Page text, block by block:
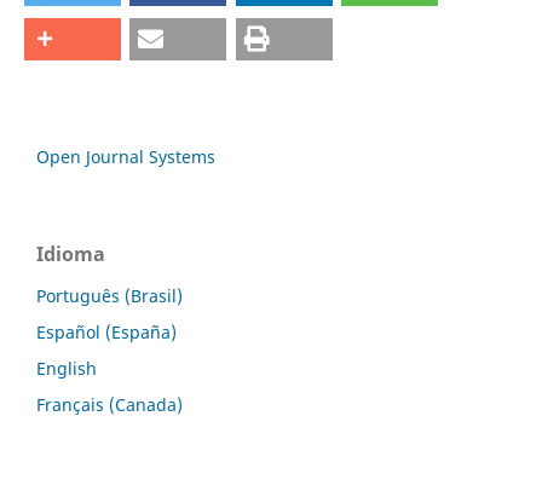
Open Journal Systems
Idioma
Português (Brasil)
Español (España)
English
Français (Canada)